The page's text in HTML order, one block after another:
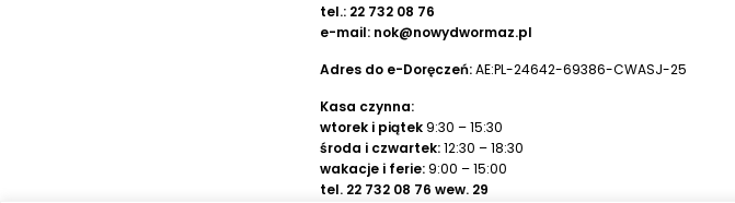
tel.: 22 732 08 76
e-mail: nok@nowydwormaz.pl
Adres do e-Doręczeń:AE:PL-24642-69386-CWASJ-25
Kasa czynna:
wtorek i piątek9:30 – 15:30
środa i czwartek:12:30 – 18:30
wakacje i ferie:9:00 – 15:00
tel. 22 732 08 76 wew. 29